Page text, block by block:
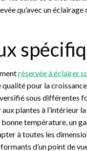
qu’avec un
réservée à éclairer
pour la
sous différentes
plantes à l’intérieur
température, un
à toutes les
d’un point de